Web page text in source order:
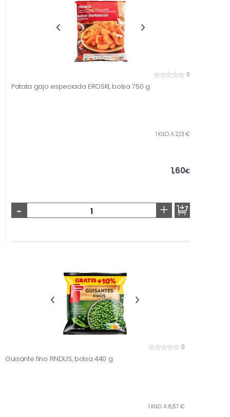
0
Patata gajo especiada EROSKI, bolsa 750 g
1 KILO A 2,13 €
1,60€
- +
0
Guisante fino FINDUS, bolsa 440 g
1 KILO A 6,57 €